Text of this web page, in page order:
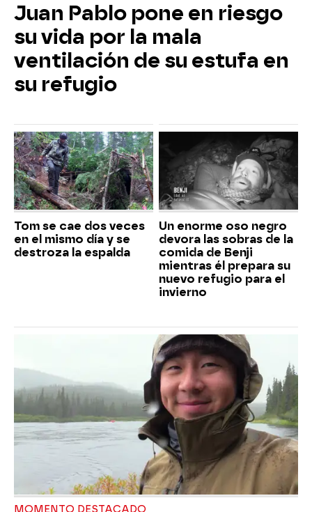
Juan Pablo pone en riesgo
su vida por la mala
ventilación de su estufa en
su refugio
Tom se cae dos veces
en el mismo día y se
destroza la espalda
Un enorme oso negro
devora las sobras de la
comida de Benji
mientras él prepara su
nuevo refugio para el
invierno
MOMENTO DESTACADO